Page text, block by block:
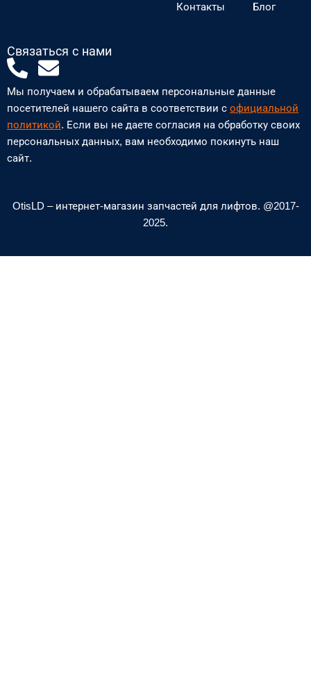
Контакты Блог
Связаться с нами
P
h
o
n
e
l
E
n
v
e
l
e
Мы получаем и обрабатываем персональные данные
посетителей нашего сайта в соответствии с официальной
политикой. Если вы не даете согласия на обработку своих
персональных данных, вам необходимо покинуть наш
сайт.
OtisLD – интернет-магазин запчастей для лифтов. @2017-
2025.